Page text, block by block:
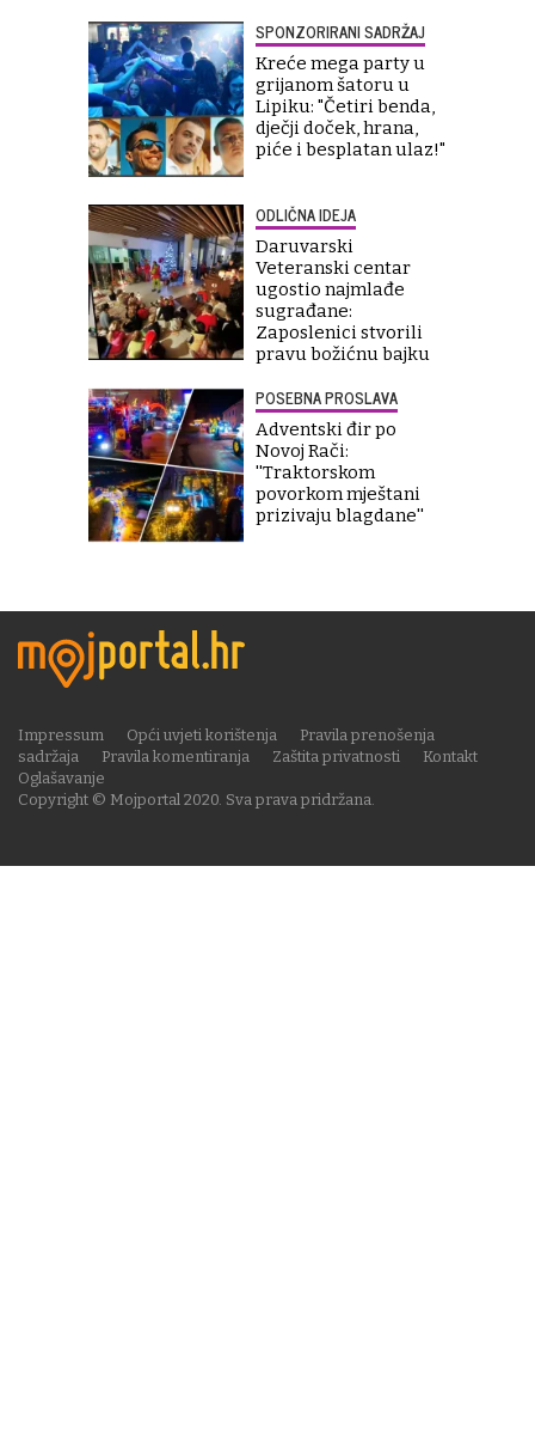
SPONZORIRANI SADRŽAJ
Kreće mega party u
grijanom šatoru u
Lipiku: "Četiri benda,
dječji doček, hrana,
piće i besplatan ulaz!"
ODLIČNA IDEJA
Daruvarski
Veteranski centar
ugostio najmlađe
sugrađane:
Zaposlenici stvorili
pravu božićnu bajku
POSEBNA PROSLAVA
Adventski đir po
Novoj Rači:
''Traktorskom
povorkom mještani
prizivaju blagdane''
Copyright © Mojportal 2020. Sva prava pridržana.
Impressum Opći uvjeti korištenja
Pravila prenošenja
sadržaja
Pravila komentiranja Zaštita privatnosti
Kontakt
Oglašavanje